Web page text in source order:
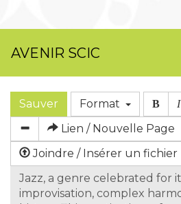
AVENIR SCIC
Sauver Format B I
Lien / Nouvelle Page
Joindre / Insérer un fichier